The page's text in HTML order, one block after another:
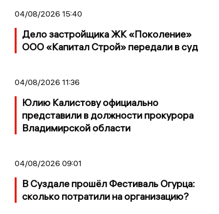
04/08/2026 15:40
Дело застройщика ЖК «Поколение»
ООО «Капитал Строй» передали в суд
04/08/2026 11:36
Юлию Калистову официально
представили в должности прокурора
Владимирской области
04/08/2026 09:01
В Суздале прошёл Фестиваль Огурца:
сколько потратили на организацию?